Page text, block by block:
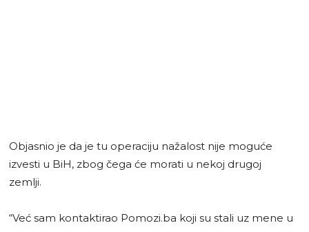
Objasnio je da je tu operaciju nažalost nije moguće
izvesti u BiH, zbog čega će morati u nekoj drugoj
zemlji.
“Već sam kontaktirao Pomozi.ba koji su stali uz mene u